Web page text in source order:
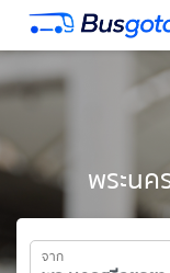
พระนค
จาก